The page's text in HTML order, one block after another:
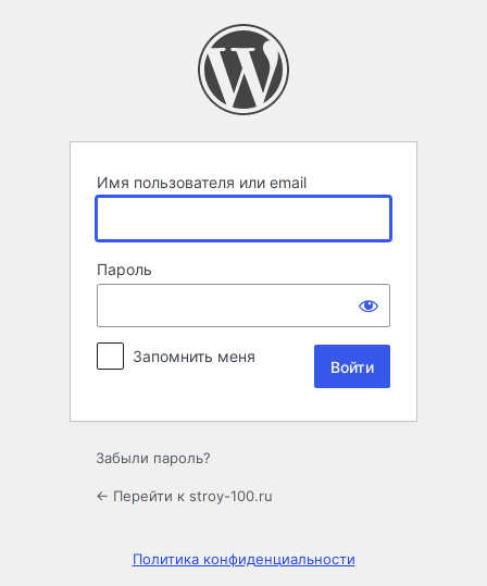
Имя пользователя или email
Пароль
Запомнить меня
Забыли пароль?
← Перейти к stroy-100.ru
Политика конфиденциальности